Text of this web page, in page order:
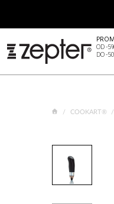
OD -
DO -
COOKART®